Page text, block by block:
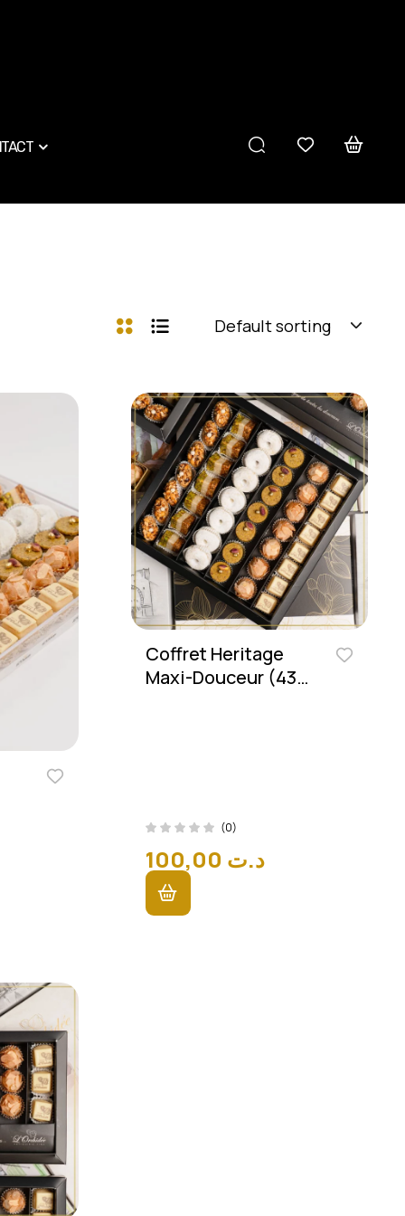
Default sorting
Coffret Heritage
Maxi-Douceur (43
(0)
د.ت